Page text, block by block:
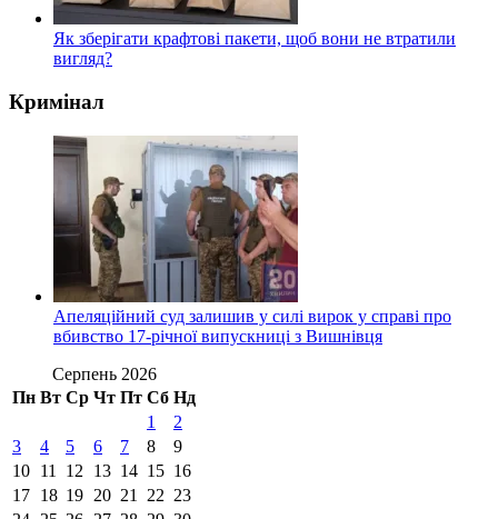
Як зберігати крафтові пакети, щоб вони не втратили
вигляд?
Кримінал
Апеляційний суд залишив у силі вирок у справі про
вбивство 17-річної випускниці з Вишнівця
Серпень 2026
Пн Вт Ср Чт Пт Сб Нд
1
2
3
4 5 6 7 8
9
10 11 12 13 14 15 16
17 18 19 20 21 22 23